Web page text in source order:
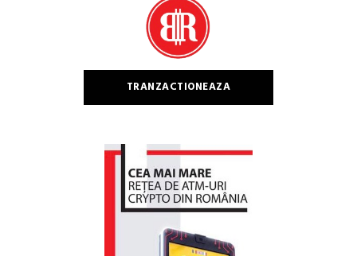
TRANZACTIONEAZA